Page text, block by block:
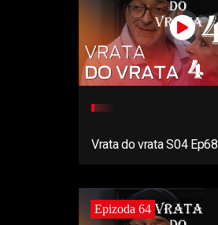
Vrata do vrata S04 Ep68
Epizoda 64